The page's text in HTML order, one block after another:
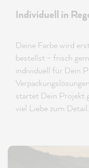
Individuell in
Deine Farbe wird
bestellst – frisch
individuell für Dein
startet Dein Projekt
viel Liebe zum Detail.